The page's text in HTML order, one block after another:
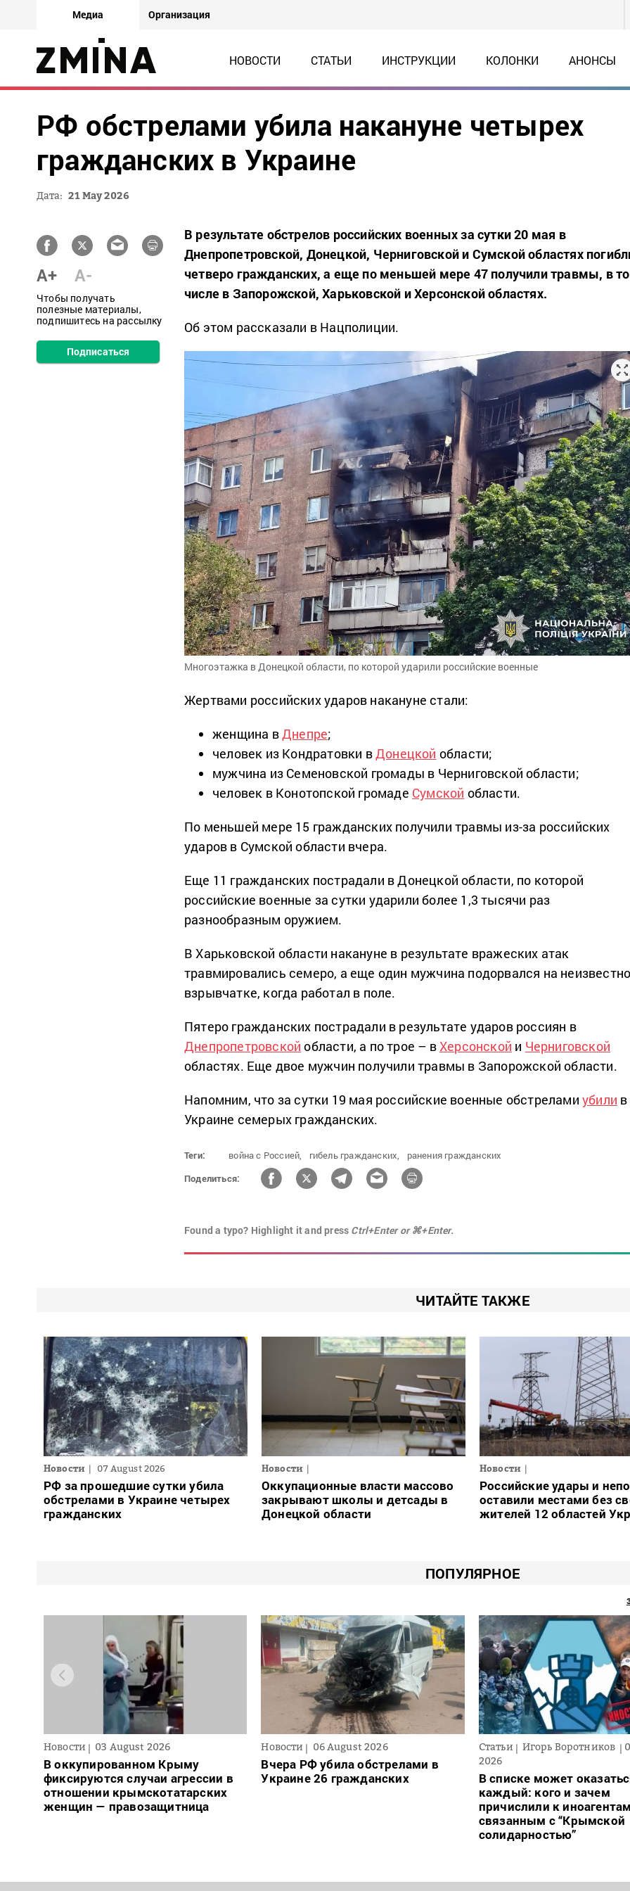
Медиа Организация
НОВОСТИ СТАТЬИ ИНСТРУКЦИИ КОЛОНКИ АНОНСЫ
РФ обстрелами убила накануне четырех
гражданских в Украине
Дата: 21 May 2026
A+ A-
Чтобы получать
полезные материалы,
подпишитесь на рассылку
Подписаться
В результате обстрелов российских военных за сутки 20 мая в
Днепропетровской, Донецкой, Черниговской и Сумской областях
четверо гражданских, а еще по меньшей мере 47 получили травмы, в
числе в Запорожской, Харьковской и Херсонской областях.
Об этом рассказали в Нацполиции.
Многоэтажка в Донецкой области, по которой ударили российские военные
Жертвами российских ударов накануне стали:
женщина вДнепре;
человек из Кондратовки вДонецкой области;
мужчина из Семеновской громады в Черниговской области;
человек в Конотопской громаде Сумской области.
По меньшей мере 15 гражданских получили травмы из-за российских
ударов в Сумской области вчера.
Еще 11 гражданских пострадали в Донецкой области, по которой
российские военные за сутки ударили более 1,3 тысячи раз
разнообразным оружием.
В Харьковской области накануне в результате вражеских атак
травмировались семеро, а еще один мужчина подорвался на
взрывчатке, когда работал в поле.
Пятеро гражданских пострадали в результате ударов россиян в
Днепропетровской области, а по трое – вХерсонской и Черниговской
областях. Еще двое мужчин получили травмы в Запорожской области.
Напомним, что за сутки 19 мая российские военные обстреламиубили в
Украине семерых гражданских.
Теги: война с Россией, гибель гражданских,
ранения гражданских
Поделиться:
Found a typo? Highlight it and press Ctrl+Enter or ⌘+Enter.
ЧИТАЙТЕ ТАКЖЕ
Новости 07 August 2026
РФ за прошедшие сутки убила
обстрелами в Украине четырех
гражданских
Новости
Оккупационные власти массово
закрывают школы и детсады в
Донецкой области
Новости
Российские удары и
оставили местами без
жителей 12 областей
ПОПУЛЯРНОЕ
Новости 03 August 2026
В оккупированном Крыму
фиксируются случаи агрессии в
отношении крымскотатарских
женщин — правозащитница
Новости 06 August 2026
Вчера РФ убила обстрелами в
Украине 26 гражданских
Статьи Игорь Воротников
2026
В списке может
каждый: кого и зачем
причислили к
связанным с “Крымской
солидарностью”